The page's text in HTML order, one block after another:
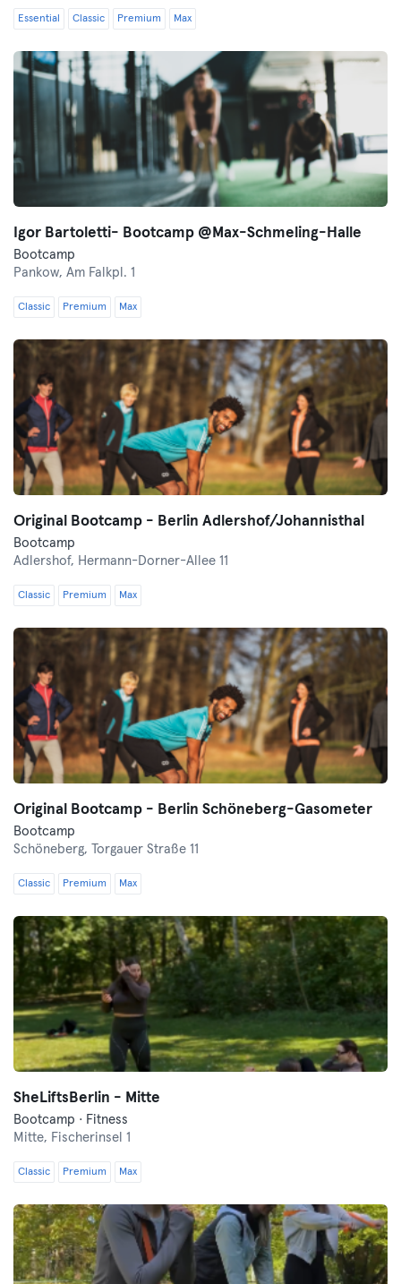
Essential Classic Premium Max
Igor Bartoletti- Bootcamp @Max-Schmeling-Halle
Bootcamp
Pankow, Am Falkpl. 1
Classic Premium Max
Original Bootcamp - Berlin Adlershof/Johannisthal
Bootcamp
Adlershof, Hermann-Dorner-Allee 11
Classic Premium Max
Original Bootcamp - Berlin Schöneberg-Gasometer
Bootcamp
Schöneberg,
Torgauer Straße 11
Classic Premium Max
SheLiftsBerlin - Mitte
Bootcamp · Fitness
Mitte, Fischerinsel 1
Classic Premium Max